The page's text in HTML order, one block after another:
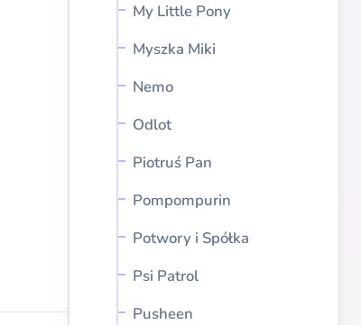
My Little Pony
Myszka Miki
Nemo
Odlot
Piotruś Pan
Pompompurin
Potwory i Spółka
Psi Patrol
Pusheen